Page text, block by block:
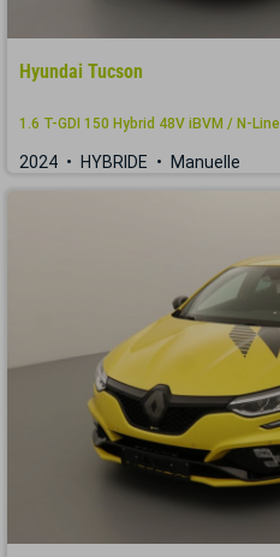
Hyundai Tucson
1.6 T-GDI 150 Hybrid 48V iBVM / N-Line
2024 HYBRIDE Manuelle